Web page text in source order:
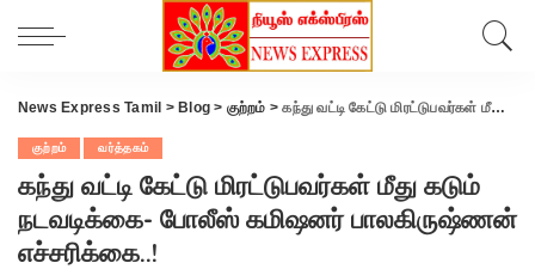
News Express Tamil > Blog > குற்றம் >கந்து வட்டி கேட்டு மிரட்டுபவர்கள் மீது கடும் நடவடிக்கை- போலீஸ் கமிஷனர் பாலகிருஷ்ணன் எச்சரிக்கை..!
குற்றம் வர்த்தகம்
கந்து வட்டி கேட்டு மிரட்டுபவர்கள் மீது கடும்
நடவடிக்கை- போலீஸ் கமிஷனர் பாலகிருஷ்ணன்
எச்சரிக்கை..!